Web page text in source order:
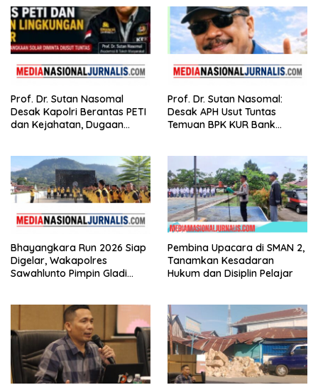
Prof. Dr. Sutan Nasomal
Desak Kapolri Berantas PETI
dan Kejahatan, Dugaan
Prof. Dr. Sutan Nasomal:
Desak APH Usut Tuntas
Temuan BPK KUR Bank
Bhayangkara Run 2026 Siap
Digelar, Wakapolres
Sawahlunto Pimpin Gladi
Pembina Upacara di SMAN 2,
Tanamkan Kesadaran
Hukum dan Disiplin Pelajar